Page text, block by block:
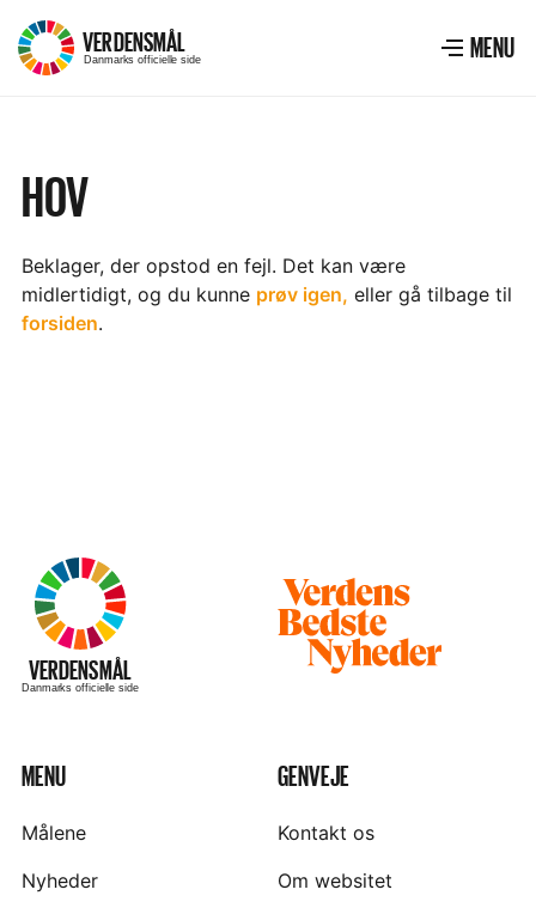
VERDENSMÅL
–
Danmarks officielle side VIS
MENU
Menu
HOV
Beklager, der opstod en fejl. Det kan være
midlertidigt, og du kunne prøv igen, eller gå tilbage til
forsiden.
VERDENSMÅL
–
Danmarks officielle side
Besøg
hjemmesiden
MENU
Målene
Nyheder
GENVEJE
Kontakt os
Om websitet